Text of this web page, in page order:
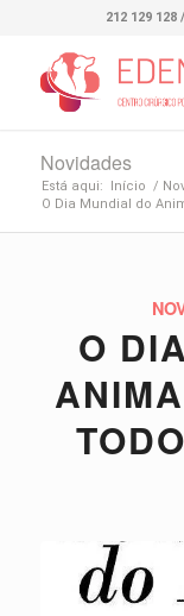
212 129
Novidades
Está aqui: Início /
O Dia Mundial do
O